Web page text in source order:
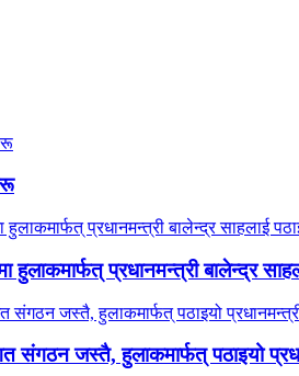
प्रधानमन्त्री बालेन्द्र
संगठन जस्तै, हुलाकमार्फत् पठाइयो